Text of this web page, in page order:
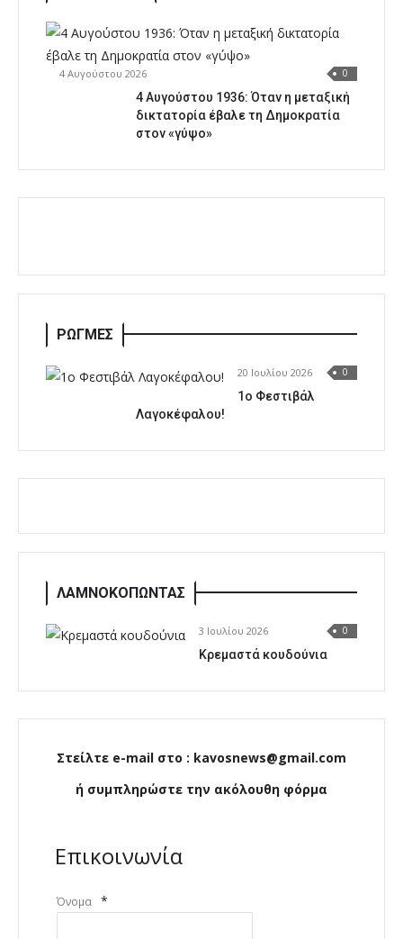
4 Αυγούστου 2026 0
4 Αυγούστου 1936: Όταν η μεταξική
δικτατορία έβαλε τη Δημοκρατία
στον «γύψο»
ΡΩΓΜΕΣ
20 Ιουλίου 2026 0
1o Φεστιβάλ
Λαγοκέφαλου!
ΛΑΜΝΟΚΟΠΩΝΤΑΣ
3 Ιουλίου 2026 0
Κρεμαστά κουδούνια
Στείλτε e-mail στο : kavosnews@gmail.com
ή συμπληρώστε την ακόλουθη φόρμα
Επικοινωνία
Όνομα *